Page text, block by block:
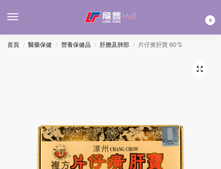
0
首頁 / 醫藥保健 / 營養保健品 / 肝膽及肺部 / 片仔癀肝寶 60’S